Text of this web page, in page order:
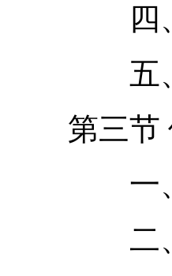
四、企
五、企
第三节
一、
二、企